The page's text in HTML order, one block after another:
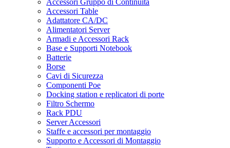
Accessori Gruppo di Continuità
Accessori Table
Adattatore CA/DC
Alimentatori Server
Armadi e Accessori Rack
Base e Supporti Notebook
Batterie
Borse
Cavi di Sicurezza
Componenti Poe
Docking station e replicatori di porte
Filtro Schermo
Rack PDU
Server Accessori
Staffe e accessori per montaggio
Supporto e Accessori di Montaggio